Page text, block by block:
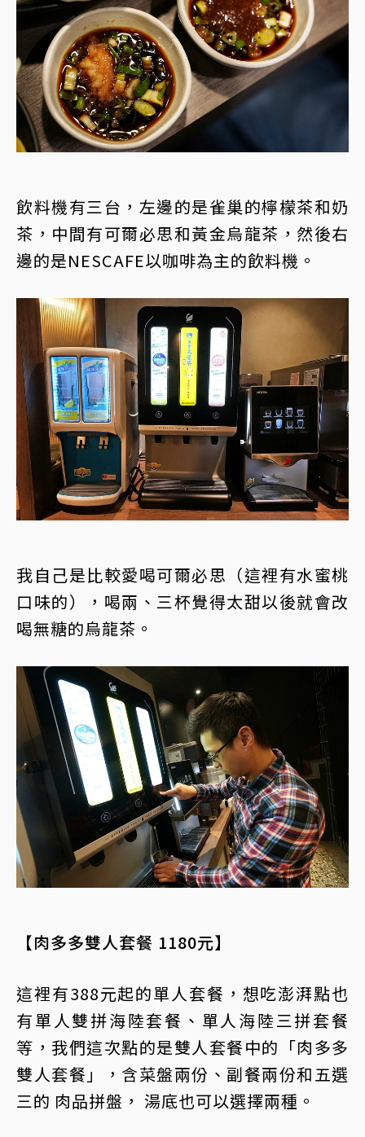
飲料機有三台，左邊的是雀巢的檸檬茶和奶
茶，中間有可爾必思和黃金烏龍茶，然後右
邊的是NESCAFE以咖啡為主的飲料機。
我自己是比較愛喝可爾必思（這裡有水蜜桃
口味的），喝兩、三杯覺得太甜以後就會改
喝無糖的烏龍茶。
【肉多多雙人套餐 1180元】
這裡有388元起的單人套餐，想吃澎湃點也
有單人雙拼海陸套餐、單人海陸三拼套餐
等，我們這次點的是雙人套餐中的「肉多多
雙人套餐」，含菜盤兩份、副餐兩份和五選
三的 肉品拼盤， 湯底也可以選擇兩種。